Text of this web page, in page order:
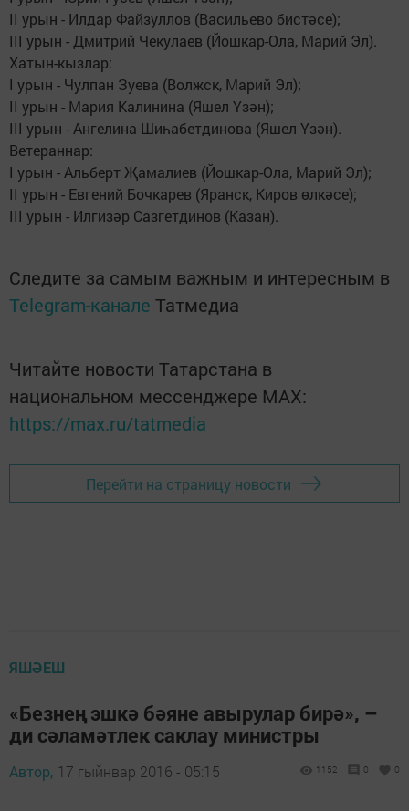
II урын - Илдар Файзуллов (Васильево бистәсе);
III урын - Дмитрий Чекулаев (Йошкар-Ола, Марий Эл).
Хатын-кызлар:
I урын - Чулпан Зуева (Волжск, Марий Эл);
II урын - Мария Калинина (Яшел Үзән);
III урын - Ангелина Шиһабетдинова (Яшел Үзән).
Ветераннар:
I урын - Альберт Җамалиев (Йошкар-Ола, Марий Эл);
II урын - Евгений Бочкарев (Яранск, Киров өлкәсе);
III урын - Илгизәр Сазгетдинов (Казан).
Следите за самым важным и интересным в
Telegram-канале Татмедиа
Читайте новости Татарстана в
национальном мессенджере MАХ:
https://max.ru/tatmedia
Перейти на страницу новости
ЯШӘЕШ
«Безнең эшкә бәяне авырулар бирә», –
ди сәламәтлек саклау министры
Автор, 17 гыйнвар 2016 - 05:15 1152 0 0